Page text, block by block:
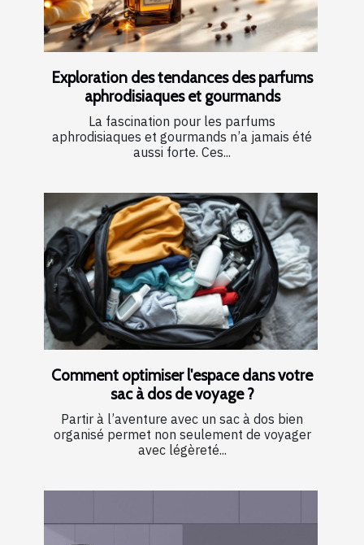
Exploration des tendances des parfums
aphrodisiaques et gourmands
La fascination pour les parfums
aphrodisiaques et gourmands n’a jamais été
aussi forte. Ces...
Comment optimiser l'espace dans votre
sac à dos de voyage ?
Partir à l’aventure avec un sac à dos bien
organisé permet non seulement de voyager
avec légèreté...